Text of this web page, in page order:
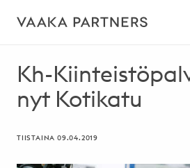
Kh-
nyt Kotikatu
TIISTAINA 09.04.2019